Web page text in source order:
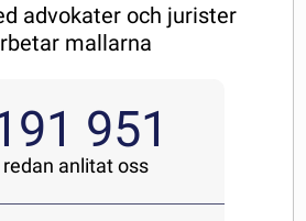
advokater och jurister
mallarna
951
redan anlitat oss